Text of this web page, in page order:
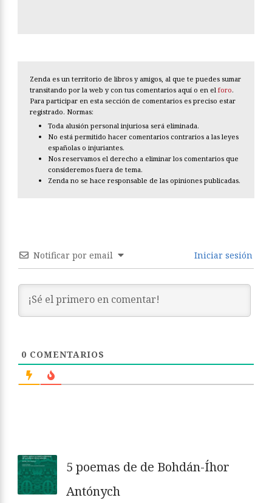
Zenda es un territorio de libros y amigos, al que te puedes sumar
transitando por la web y con tus comentarios aquí o en el foro.
Para participar en esta sección de comentarios es preciso estar
registrado. Normas:
Toda alusión personal injuriosa será eliminada.
No está permitido hacer comentarios contrarios a las leyes
españolas o injuriantes.
Nos reservamos el derecho a eliminar los comentarios que
consideremos fuera de tema.
Zenda no se hace responsable de las opiniones publicadas.
Notificar por email Iniciar sesión
0 COMENTARIOS
5 poemas de de Bohdán-Íhor
Antónych